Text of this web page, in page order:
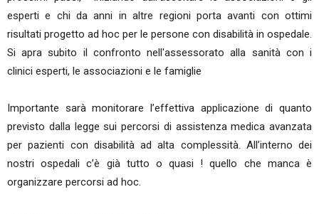
esperti e chi da anni in altre regioni porta avanti con ottimi
risultati progetto ad hoc per le persone con disabilità in ospedale.
Si apra subito il confronto nell'assessorato alla sanità con i
clinici esperti, le associazioni e le famiglie
Importante sarà monitorare l’effettiva applicazione di quanto
previsto dalla legge sui percorsi di assistenza medica avanzata
per pazienti con disabilità ad alta complessità. All’interno dei
nostri ospedali c’è già tutto o quasi ! quello che manca è
organizzare percorsi ad hoc.